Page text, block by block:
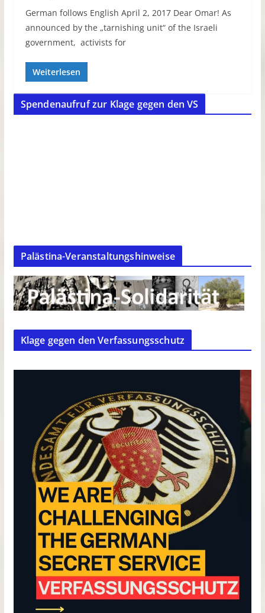
German follows English April 2, 2017 Dear Omar! As
announced by the „tarnishing unit“ of the Israeli
government, activists for
Weiterlesen
Spendenaufruf zur Klage gegen den VS
Palästina-Veranstaltungshinweise
Klage gegen den Verfassungsschutz